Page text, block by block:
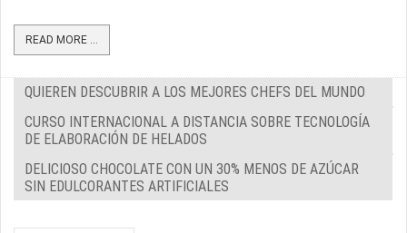
READ MORE ...
QUIEREN DESCUBRIR A LOS MEJORES CHEFS DEL MUNDO
CURSO INTERNACIONAL A DISTANCIA SOBRE TECNOLOGÍA
DE ELABORACIÓN DE HELADOS
DELICIOSO CHOCOLATE CON UN 30% MENOS DE AZÚCAR
SIN EDULCORANTES ARTIFICIALES